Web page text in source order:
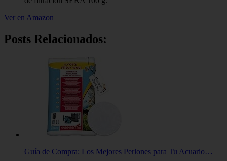
Ver en Amazon
Posts Relacionados:
Guía de Compra: Los Mejores Perlones para Tu Acuario…